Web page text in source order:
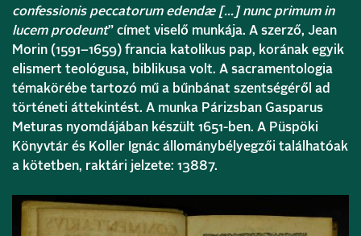
confessionis peccatorum edendæ […] nunc primum in
lucem prodeunt” címet viselő munkája. A szerző, Jean
Morin (1591–1659) francia katolikus pap, korának egyik
elismert teológusa, biblikusa volt. A sacramentologia
témakörébe tartozó mű a bűnbánat szentségéről ad
történeti áttekintést. A munka Párizsban Gasparus
Meturas nyomdájában készült 1651-ben. A Püspöki
Könyvtár és Koller Ignác állománybélyegzői találhatóak
a kötetben, raktári jelzete: 13887.